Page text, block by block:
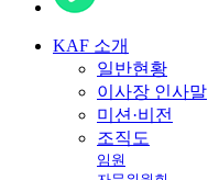
KAF 소개
일반현황
이사장 인사말
미션·비전
조직도
임원